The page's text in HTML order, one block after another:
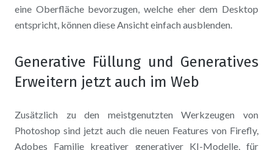
eine Oberfläche bevorzugen, welche eher dem Desktop
entspricht, können diese Ansicht einfach ausblenden.
Generative Füllung und Generatives
Erweitern jetzt auch im Web
Zusätzlich zu den meistgenutzten Werkzeugen von
Photoshop sind jetzt auch die neuen Features von Firefly,
Adobes Familie kreativer generativer KI-Modelle, für